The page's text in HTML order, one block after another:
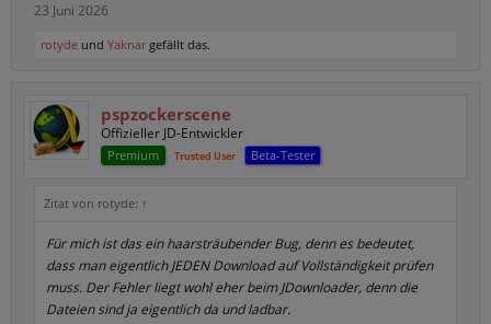
23 Juni 2026
rotyde und Yaknar gefällt das.
pspzockerscene
Offizieller JD-Entwickler
Premium Trusted User Beta-Tester
Zitat von rotyde: ↑
Für mich ist das ein haarsträubender Bug, denn es bedeutet,
dass man eigentlich JEDEN Download auf Vollständigkeit prüfen
muss. Der Fehler liegt wohl eher beim JDownloader, denn die
Dateien sind ja eigentlich da und ladbar.